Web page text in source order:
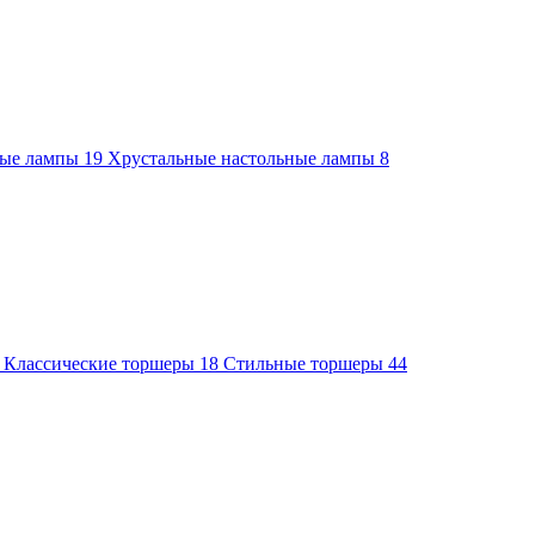
лампы 19 Хрустальные настольные лампы 8
Классические торшеры 18 Стильные торшеры 44